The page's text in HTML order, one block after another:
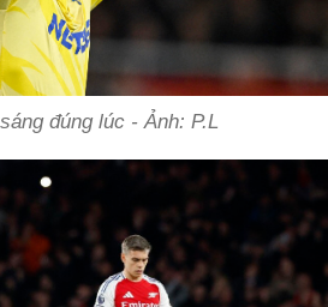
đúng lúc - Ảnh: P.L